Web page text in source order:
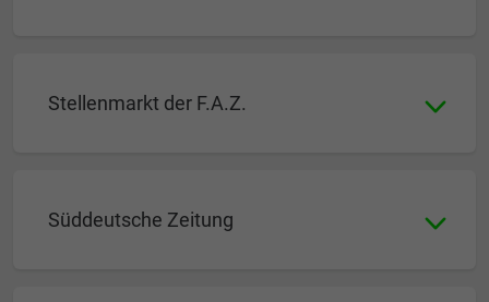
Stellenmarkt der F.A.Z.
Süddeutsche Zeitung